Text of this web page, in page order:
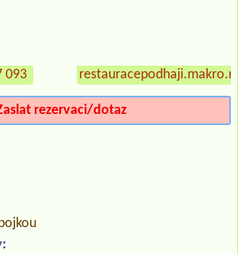
093
rezervaci/dotaz